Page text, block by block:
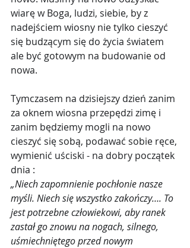
wiarę w Boga, ludzi, siebie, by z
nadejściem wiosny nie tylko cieszyć
się budzącym się do życia światem
ale być gotowym na budowanie od
nowa.
Tymczasem na dzisiejszy dzień zanim
za oknem wiosna przepędzi zimę i
zanim będziemy mogli na nowo
cieszyć się sobą, podawać sobie ręce,
wymienić uściski - na dobry początek
dnia :
„Niech zapomnienie pochłonie nasze
myśli. Niech się wszystko zakończy…. To
jest potrzebne człowiekowi, aby ranek
zastał go znowu na nogach, silnego,
uśmiechniętego przed nowym